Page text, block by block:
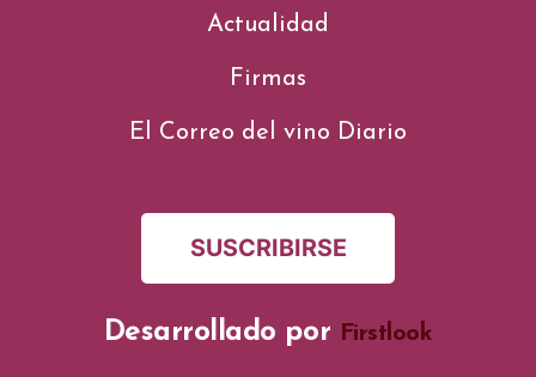
Actualidad
Firmas
El Correo del vino Diario
SUSCRIBIRSE
Desarrollado por Firstlook